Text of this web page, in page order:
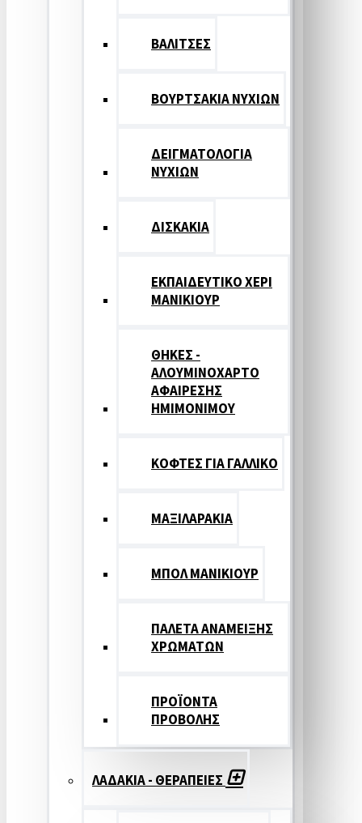
ΒΑΛΙΤΣΕΣ
ΒΟΥΡΤΣΑΚΙΑ ΝΥΧΙΩΝ
ΔΕΙΓΜΑΤΟΛΟΓΙΑ
ΝΥΧΙΩΝ
ΔΙΣΚΑΚΙΑ
ΕΚΠΑΙΔΕΥΤΙΚΟ ΧΕΡΙ
ΜΑΝΙΚΙΟΥΡ
ΘΗΚΕΣ -
ΑΛΟΥΜΙΝΟΧΑΡΤΟ
ΑΦΑΙΡΕΣΗΣ
ΗΜΙΜΟΝΙΜΟΥ
ΚΟΦΤΕΣ ΓΙΑ ΓΑΛΛΙΚΟ
ΜΑΞΙΛΑΡΑΚΙΑ
ΜΠΟΛ ΜΑΝΙΚΙΟΥΡ
ΠΑΛΕΤΑ ΑΝΑΜΕΙΞΗΣ
ΧΡΩΜΑΤΩΝ
ΠΡΟΪΟΝΤΑ
ΠΡΟΒΟΛΗΣ
ΛΑΔΑΚΙΑ - ΘΕΡΑΠΕΙΕΣ